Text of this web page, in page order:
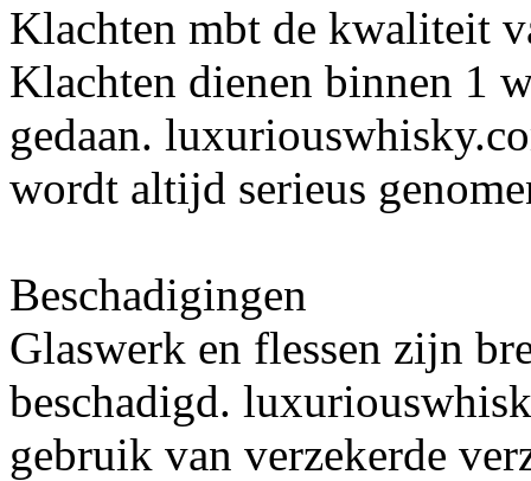
Klachten mbt de kwaliteit
Klachten dienen binnen 1
gedaan.
wordt altijd serieus
Beschadigingen
Glaswerk en flessen zijn
beschadigd.
gebruik van verzekerde